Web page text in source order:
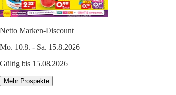
Netto Marken-Discount
Mo. 10.8. - Sa. 15.8.2026
Gültig bis 15.08.2026
Mehr Prospekte